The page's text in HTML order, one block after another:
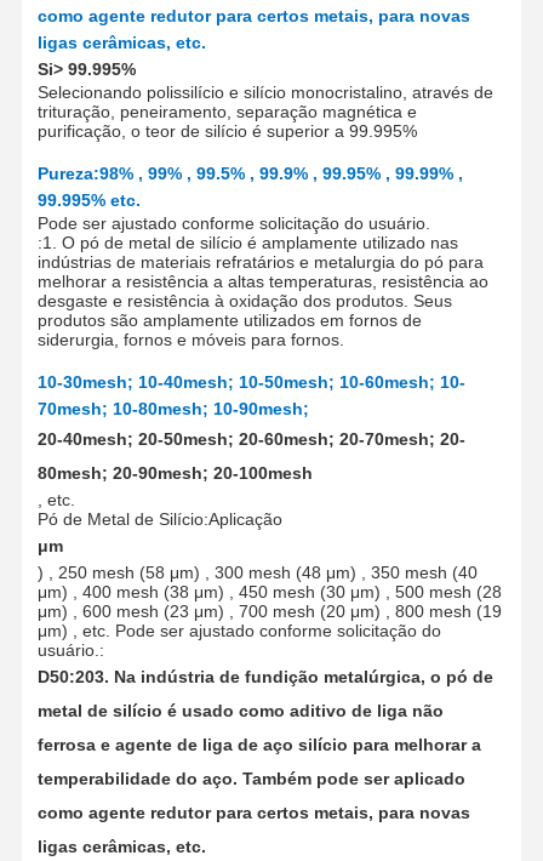
como agente redutor para certos metais, para novas
ligas cerâmicas, etc.
Si> 99.995%
Selecionando polissilício e silício monocristalino, através de
trituração, peneiramento, separação magnética e
purificação, o teor de silício é superior a 99.995%
Pureza:98% , 99% , 99.5% , 99.9% , 99.95% , 99.99% ,
99.995% etc.
Pode ser ajustado conforme solicitação do usuário.
:1. O pó de metal de silício é amplamente utilizado nas
indústrias de materiais refratários e metalurgia do pó para
melhorar a resistência a altas temperaturas, resistência ao
desgaste e resistência à oxidação dos produtos. Seus
produtos são amplamente utilizados em fornos de
siderurgia, fornos e móveis para fornos.
10-30mesh; 10-40mesh; 10-50mesh; 10-60mesh; 10-
70mesh; 10-80mesh; 10-90mesh;
20-40mesh; 20-50mesh; 20-60mesh; 20-70mesh; 20-
80mesh; 20-90mesh; 20-100mesh
, etc.
Pó de Metal de Silício:Aplicação
μm
) , 250 mesh (58 μm) , 300 mesh (48 μm) , 350 mesh (40
μm) , 400 mesh (38 μm) , 450 mesh (30 μm) , 500 mesh (28
μm) , 600 mesh (23 μm) , 700 mesh (20 μm) , 800 mesh (19
μm) , etc. Pode ser ajustado conforme solicitação do
usuário. :
D50:203. Na indústria de fundição metalúrgica, o pó de
metal de silício é usado como aditivo de liga não
ferrosa e agente de liga de aço silício para melhorar a
temperabilidade do aço. Também pode ser aplicado
como agente redutor para certos metais, para novas
ligas cerâmicas, etc.